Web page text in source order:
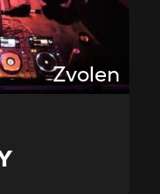
Zvolen